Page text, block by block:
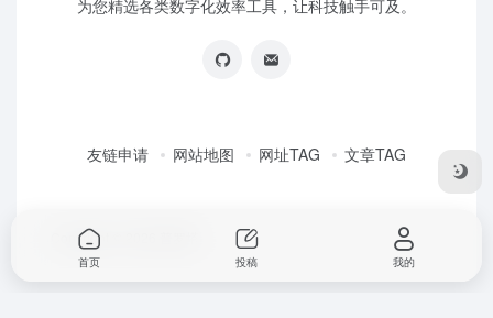
为您精选各类数字化效率工具，让科技触手可及。
友链申请 网站地图 网址TAG 文章TAG
Copyright © 2026
首页 投稿 我的